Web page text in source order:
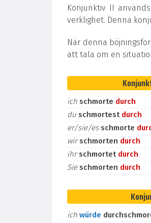
Konjunktiv II
verklighet. Denna
När denna
att tala om en
ich schmorte durch
du schmortest durch
er/sie/es schmorte
wirschmorten durch
ihrschmortet durch
Sie schmorten durch
ich würde